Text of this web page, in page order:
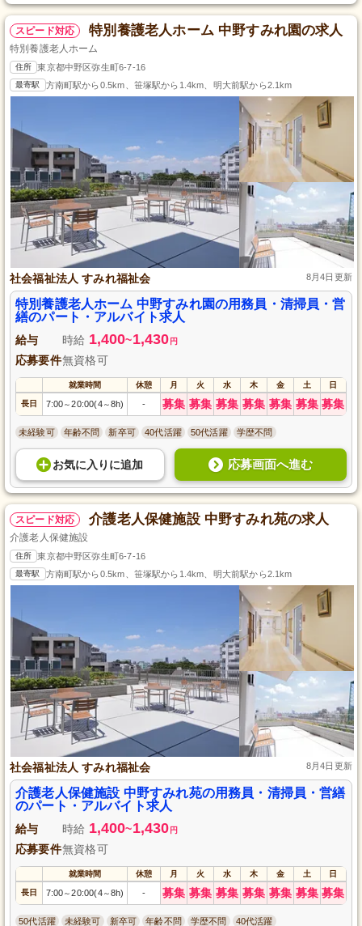
スピード対応 特別養護老人ホーム 中野すみれ園の求人
特別養護老人ホーム
住所 東京都中野区弥生町6-7-16
最寄駅 方南町駅から0.5km、笹塚駅から1.4km、明大前駅から2.1km
社会福祉法人 すみれ福祉会 8月4日更新
特別養護老人ホーム 中野すみれ園の用務員・清掃員・営
繕のパート・アルバイト求人
給与 時給 1,400~1,430 円
応募要件無資格可
就業時間 休憩 月 火 水 木 金 土 日
長日 7:00～20:00(4～8h) - 募集 募集 募集 募集 募集 募集 募集
未経験可 年齢不問 新卒可 40代活躍 50代活躍 学歴不問
お気に入り に追加 応募画面へ進む
スピード対応 介護老人保健施設 中野すみれ苑の求人
介護老人保健施設
住所 東京都中野区弥生町6-7-16
最寄駅 方南町駅から0.5km、笹塚駅から1.4km、明大前駅から2.1km
社会福祉法人 すみれ福祉会 8月4日更新
介護老人保健施設 中野すみれ苑の用務員・清掃員・営繕
のパート・アルバイト求人
給与 時給 1,400~1,430 円
応募要件無資格可
就業時間 休憩 月 火 水 木 金 土 日
長日 7:00～20:00(4～8h) - 募集 募集 募集 募集 募集 募集 募集
50代活躍 未経験可 新卒可 年齢不問 学歴不問 40代活躍